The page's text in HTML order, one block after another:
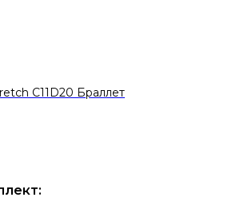
C11D20 Браллет